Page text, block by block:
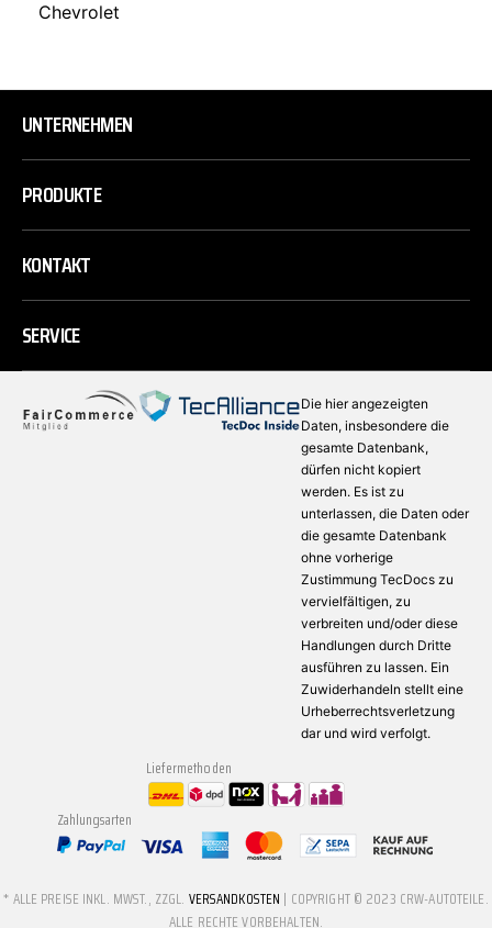
Chevrolet
UNTERNEHMEN
PRODUKTE
KONTAKT
SERVICE
Die hier angezeigten
Daten, insbesondere die
gesamte Datenbank,
dürfen nicht kopiert
werden. Es ist zu
unterlassen, die Daten oder
die gesamte Datenbank
ohne vorherige
Zustimmung TecDocs zu
vervielfältigen, zu
verbreiten und/oder diese
Handlungen durch Dritte
ausführen zu lassen. Ein
Zuwiderhandeln stellt eine
Urheberrechtsverletzung
dar und wird verfolgt.
Liefermethoden
Zahlungsarten
* ALLE PREISE INKL. MWST., ZZGL. VERSANDKOSTEN | COPYRIGHT © 2023 CRW-AUTOTEILE.
ALLE RECHTE VORBEHALTEN.